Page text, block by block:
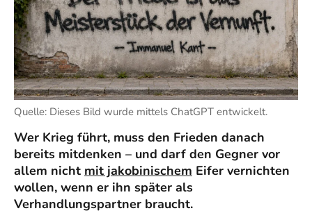
Quelle: Dieses Bild wurde mittels ChatGPT entwickelt.
Wer Krieg führt, muss den Frieden danach
bereits mitdenken – und darf den Gegner vor
allem nicht mit jakobinischem Eifer vernichten
wollen, wenn er ihn später als
Verhandlungspartner braucht.